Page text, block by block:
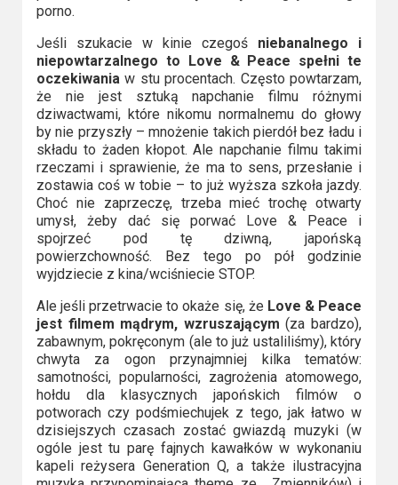
porno.
Jeśli szukacie w kinie czegoś niebanalnego i
niepowtarzalnego to Love & Peace spełni te
oczekiwania w stu procentach. Często powtarzam,
że nie jest sztuką napchanie filmu różnymi
dziwactwami, które nikomu normalnemu do głowy
by nie przyszły – mnożenie takich pierdół bez ładu i
składu to żaden kłopot. Ale napchanie filmu takimi
rzeczami i sprawienie, że ma to sens, przesłanie i
zostawia coś w tobie – to już wyższa szkoła jazdy.
Choć nie zaprzeczę, trzeba mieć trochę otwarty
umysł, żeby dać się porwać Love & Peace i
spojrzeć pod tę dziwną, japońską
powierzchowność. Bez tego po pół godzinie
wyjdziecie z kina/wciśniecie STOP.
Ale jeśli przetrwacie to okaże się, że Love & Peace
jest filmem mądrym, wzruszającym (za bardzo),
zabawnym, pokręconym (ale to już ustaliliśmy), który
chwyta za ogon przynajmniej kilka tematów:
samotności, popularności, zagrożenia atomowego,
hołdu dla klasycznych japońskich filmów o
potworach czy podśmiechujek z tego, jak łatwo w
dzisiejszych czasach zostać gwiazdą muzyki (w
ogóle jest tu parę fajnych kawałków w wykonaniu
kapeli reżysera Generation Q, a także ilustracyjna